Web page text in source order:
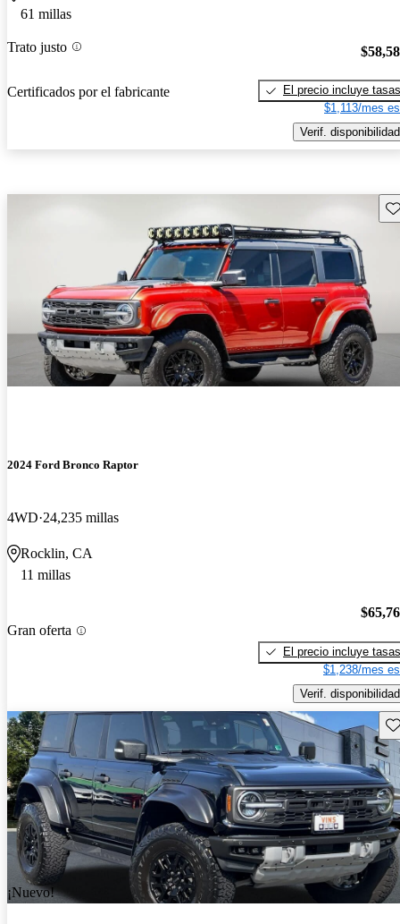
61 millas
Trato justo
Certificados por el fabricante
El precio incluye tasas
$1,113/mes
Verif. disponibilidad
2024 Ford Bronco Raptor
4WD 24,235 millas
Rocklin, CA
11 millas
Gran oferta
El precio incluye tasas
$1,238/mes
Verif. disponibilidad
¡Nuevo!